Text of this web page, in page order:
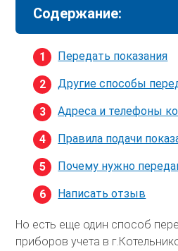
Содержание:
Передать показания
Другие способы
Адреса и телефоны
Правила подачи
Почему нужно
Написать отзыв
Но есть еще один способ
приборов учета в